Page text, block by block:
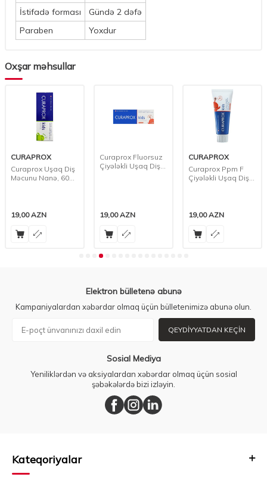
İstifadə forması
Gündə 2 dəfə
Paraben
Yoxdur
Oxşar məhsullar
Uşaq Diş
60
Curaprox Fluorsuz
Çiyələkli Uşaq Diş
Məcunu, 60 ml
CURAPROX
Curaprox Ppm F
Çiyələkli Uşaq Diş
Məcunu
Elektron bülletenə abunə
Kampaniyalardan xəbərdar olmaq üçün bülletenimizə abunə olun.
QEYDIYYATDAN KEÇIN
Sosial Mediya
Yeniliklərdən və aksiyalardan xəbərdar olmaq üçün sosial
şəbəkələrdə bizi izləyin.
Kateqoriyalar